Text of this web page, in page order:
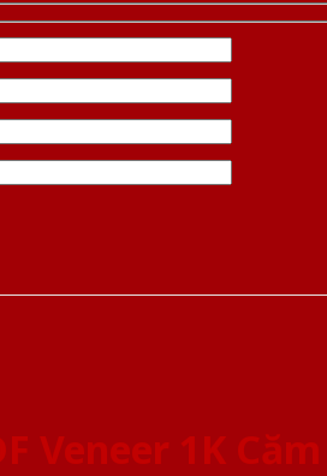
Veneer 1K Căm